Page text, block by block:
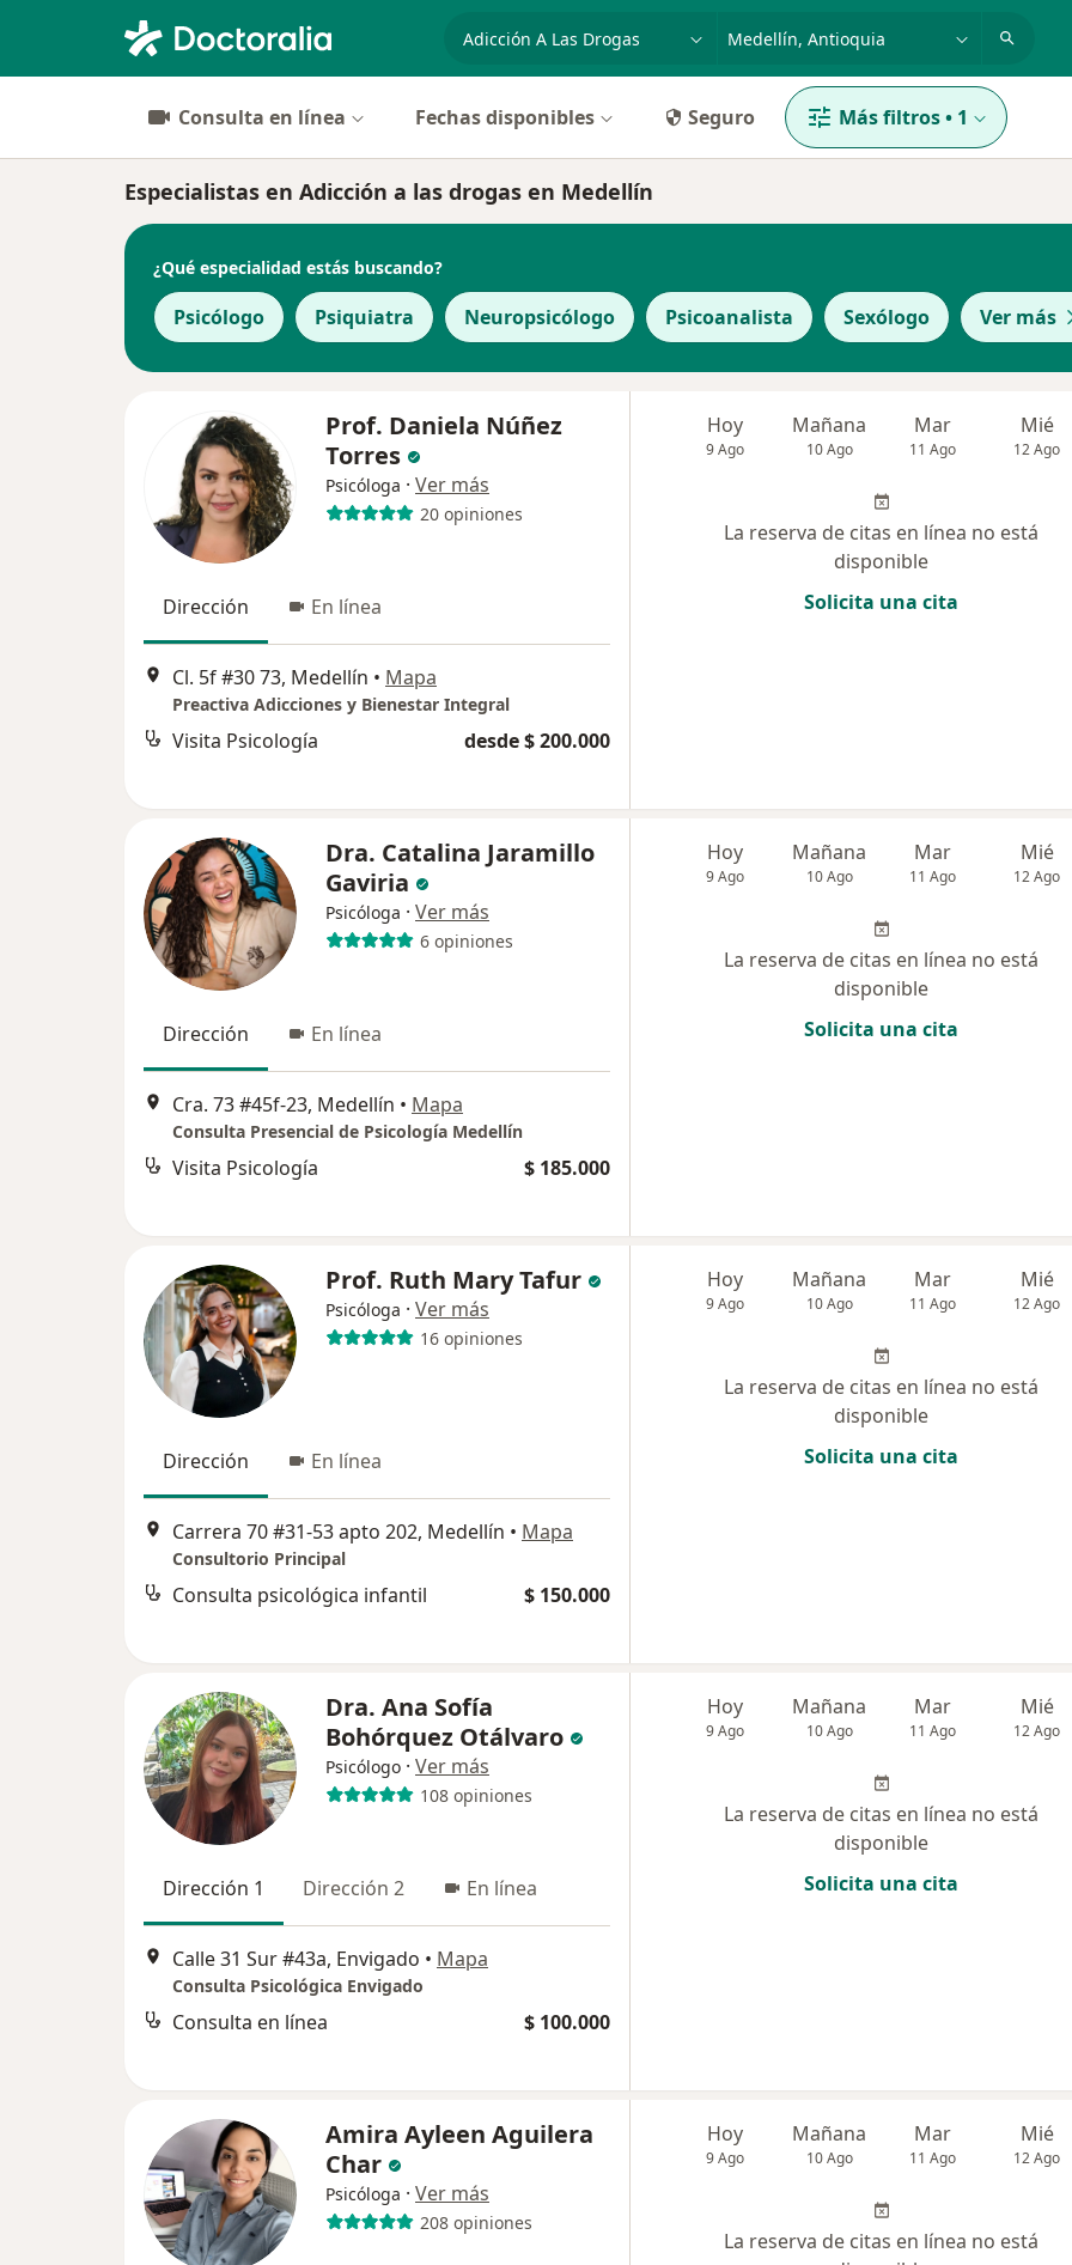
especialidad, enfermedad o nombrep. ej. Bogotá
Consulta en línea Fechas disponibles Seguro Más filtros• 1
Especialistas en Adicción a las drogas en Medellín
¿Qué especialidad estás buscando?
Psicólogo Psiquiatra Neuropsicólogo Psicoanalista Sexólogo Ver más
Prof. Daniela Núñez
Torres
Psicóloga · Ver más
20 opiniones
Dirección En línea
Cl. 5f #30 73, Medellín • Mapa
Preactiva Adicciones y Bienestar Integral
Visita Psicología desde $ 200.000
Hoy
9 Ago
Mañana
10 Ago
Mar
11 Ago
Mié
12 Ago
La reserva de citas en línea no está
disponible
Solicita una cita
Dra. Catalina Jaramillo
Gaviria
Psicóloga · Ver más
6 opiniones
Dirección En línea
Cra. 73 #45f-23, Medellín • Mapa
Consulta Presencial de Psicología Medellín
Visita Psicología $ 185.000
Hoy
9 Ago
Mañana
10 Ago
Mar
11 Ago
Mié
12 Ago
La reserva de citas en línea no está
disponible
Solicita una cita
Prof. Ruth Mary Tafur
Psicóloga · Ver más
16 opiniones
Dirección En línea
Carrera 70 #31-53 apto 202, Medellín • Mapa
Consultorio Principal
Consulta psicológica infantil $ 150.000
Hoy
9 Ago
Mañana
10 Ago
Mar
11 Ago
Mié
12 Ago
La reserva de citas en línea no está
disponible
Solicita una cita
Dra. Ana Sofía
Bohórquez Otálvaro
Psicólogo · Ver más
108 opiniones
Dirección 1 Dirección 2 En línea
Calle 31 Sur #43a, Envigado • Mapa
Consulta Psicológica Envigado
Consulta en línea $ 100.000
Hoy
9 Ago
Mañana
10 Ago
Mar
11 Ago
Mié
12 Ago
La reserva de citas en línea no está
disponible
Solicita una cita
Amira Ayleen Aguilera
Char
Psicóloga · Ver más
208 opiniones
Hoy
9 Ago
Mañana
10 Ago
Mar
11 Ago
Mié
12 Ago
La reserva de citas en línea no está